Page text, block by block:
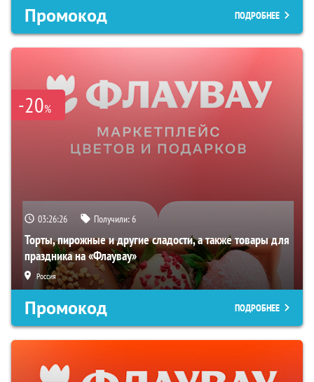
Промокод ПОДРОБНЕЕ
-20%
03:26:25 Получили:6
Торты, пирожные и другие сладости, а также товары для
праздника на «Флаувау»
Россия
Промокод ПОДРОБНЕЕ